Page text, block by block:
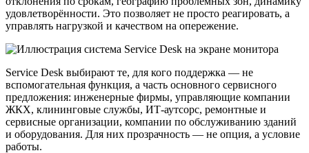
удовлетворённости. Это позволяет не просто реагировать, а
управлять нагрузкой и качеством на опережение.
Service Desk выбирают те, для кого поддержка — не
вспомогательная функция, а часть основного сервисного
предложения: инженерные фирмы, управляющие компании
ЖКХ, клининговые службы, ИТ-аутсорс, ремонтные и
сервисные организации, компании по обслуживанию зданий
и оборудования. Для них прозрачность — не опция, а условие
работы.